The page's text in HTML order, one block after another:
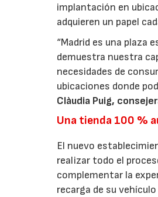
implantación en
adquieren un papel
“Madrid es una plaza
demuestra nuestra
necesidades de
ubicaciones donde
Clàudia Puig,
Una tienda 100 %
El nuevo
realizar todo el
complementar la
recarga de su